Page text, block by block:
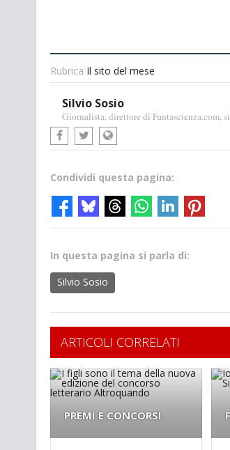
Rubrica Il sito del mese
Silvio Sosio
Giornalista, direttore di Fantascienza.com,
Condividi questa pagina:
In questa pagina si parla di:
Silvio Sosio
ARTICOLI CORRELATI
PREMI E CONCORSI